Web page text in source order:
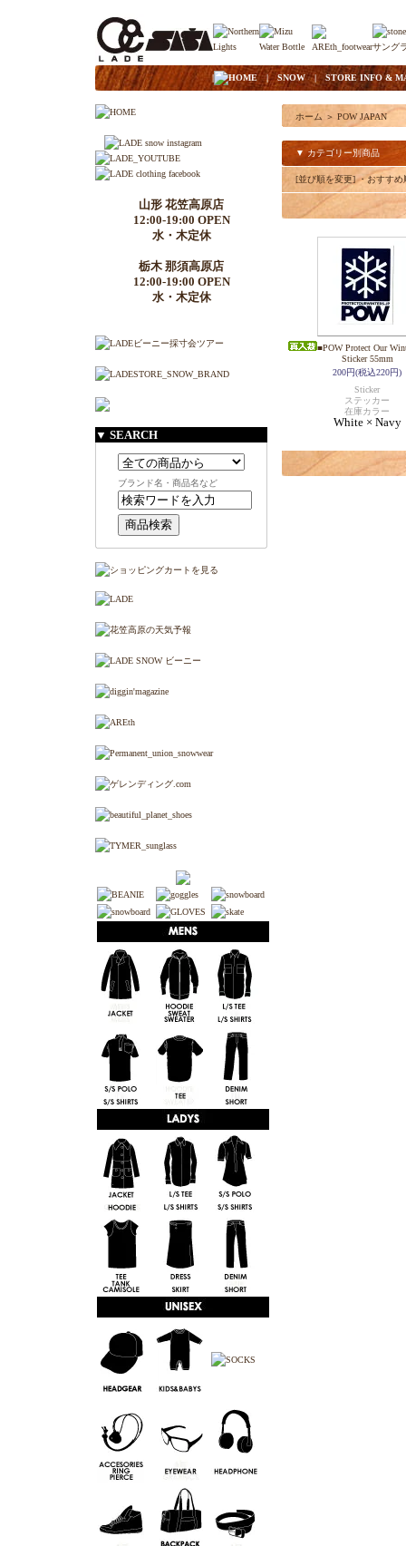
| HOME|SNOW| STORE INFO &
山形 花笠高原店
12:00-19:00 OPEN
水・木定休
栃木 那須高原店
12:00-19:00 OPEN
水・木定休
▼ SEARCH
ブランド名・商品名など
ホーム ＞ POW JAPAN
▼ カテゴリー別商品
[並び順を変更]・おすすめ
■POW Protect Our
Sticker 55mm
200円(税込220円)
Sticker
ステッカー
在庫カラー
White × Navy